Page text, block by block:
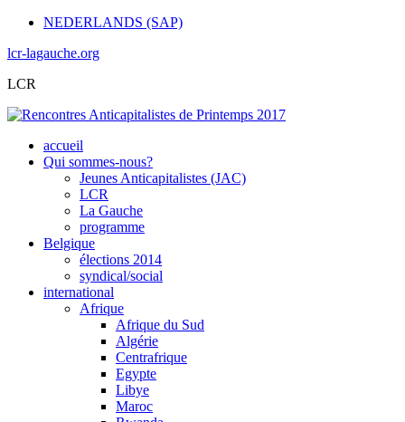
NEDERLANDS (SAP)
lcr-lagauche.org
LCR
accueil
Qui sommes-nous?
Jeunes Anticapitalistes (JAC)
LCR
La Gauche
programme
Belgique
élections 2014
syndical/social
international
Afrique
Afrique du Sud
Algérie
Centrafrique
Egypte
Libye
Maroc